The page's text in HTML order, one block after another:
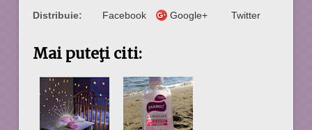
Distribuie: Facebook Google+ Twitter
Mai puteţi citi: